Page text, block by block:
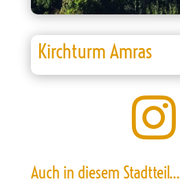
Kirchturm Amras

Auch in diesem Stadtteil…